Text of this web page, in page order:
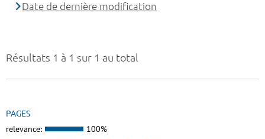
Résultats 1 à 1 sur 1 au total
PAGES
relevance: 100%
Date de dernière modification